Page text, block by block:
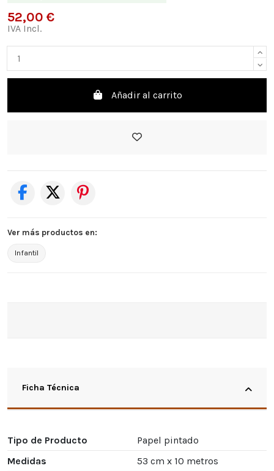
52,00 €
IVA Incl.
Añadir al carrito
Ver más productos en:
Infantil
Ficha Técnica
Tipo de Producto
Papel pintado
Medidas
53 cm x 10 metros